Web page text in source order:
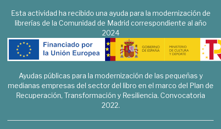
Esta actividad ha recibido una ayuda para la modernización de
librerías de la Comunidad de Madrid correspondiente al año
2024
Ayudas públicas para la modernización de las pequeñas y
medianas empresas del sector del libro en el marco del Plan de
Recuperación, Transformación y Resiliencia. Convocatoria
2022.